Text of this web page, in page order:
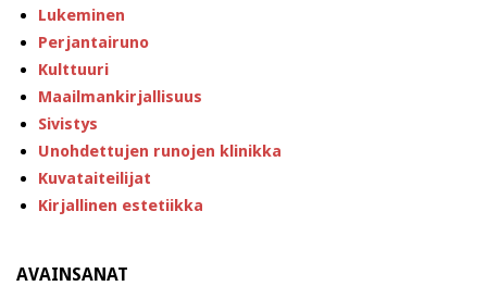
Lukeminen
Perjantairuno
Kulttuuri
Maailmankirjallisuus
Sivistys
Unohdettujen runojen klinikka
Kuvataiteilijat
Kirjallinen estetiikka
AVAINSANAT